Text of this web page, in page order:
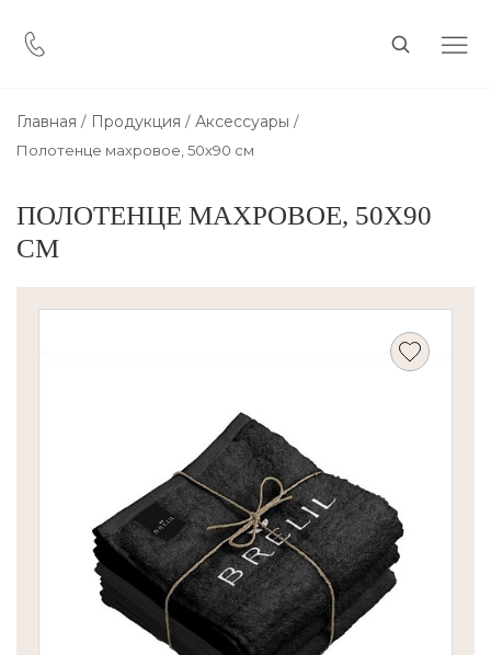
Главная Продукция Аксессуары
Полотенце махровое, 50х90 см
ПОЛОТЕНЦЕ МАХРОВОЕ, 50Х90
СМ